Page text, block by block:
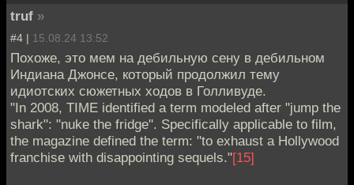
truf »
#4 | 15.08.24 13:52
Похоже, это мем на дебильную сену в дебильном
Индиана Джонсе, который продолжил тему
идиотских сюжетных ходов в Голливуде.
"In 2008, TIME identified a term modeled after "jump the
shark": "nuke the fridge". Specifically applicable to film,
the magazine defined the term: "to exhaust a Hollywood
franchise with disappointing sequels."[15]